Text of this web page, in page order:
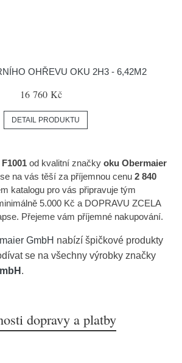
OHŘEVU OKU 2H3 - 6,42M2
16 760 Kč
DETAIL PRODUKTU
od kvalitní značky oku Obermaier
na vás těší za příjemnou cenu 2 840
katalogu pro vás připravuje tým
5.000 Kč a DOPRAVU ZCELA
Přejeme vám příjemné nakupování.
GmbH nabízí špičkové produkty
se na všechny výrobky značky
.
dopravy a platby